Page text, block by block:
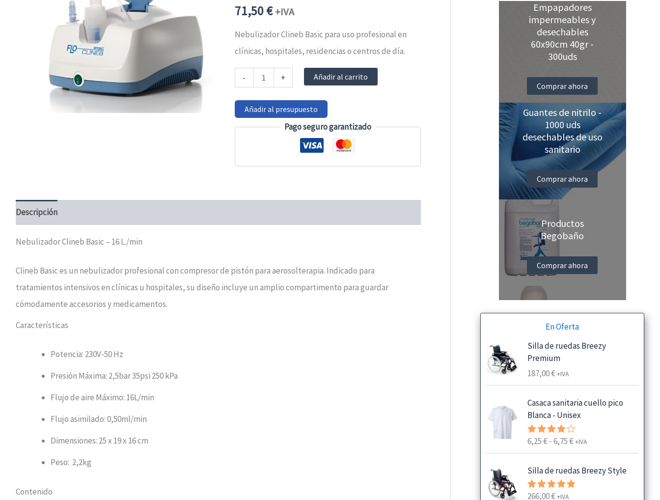
71,50€ +IVA
Nebulizador Clineb Basic para uso profesional en
clínicas, hospitales, residencias o centros de día.
-
Clineb
-
cantidad
+ Añadir al carrito
Añadir al presupuesto
Pago seguro garantizado
Descripción
Nebulizador Clineb Basic – 16 L./min
Clineb Basic es un nebulizador profesional con compresor de pistón para aerosolterapia. Indicado para
tratamientos intensivos en clínicas u hospitales, su diseño incluye un amplio compartimento para guardar
cómodamente accesorios y medicamentos.
Características
Potencia: 230V-50 Hz
Presión Máxima: 2,5bar 35psi 250 kPa
Flujo de aire Máximo: 16L/min
Flujo asimilado: 0,50ml/min
Dimensiones: 25 x 19 x 16 cm
Peso: 2,2kg
Contenido
Empapadores
impermeables y
desechables
60x90cm 40gr -
300uds
Comprar ahora
Guantes de nitrilo -
1000 uds
desechables de uso
sanitario
Comprar ahora
Productos
Begobaño
Comprar ahora
En Oferta
Silla de ruedas Breezy
Premium
187,00€+IVA
Casaca sanitaria cuello pico
Blanca - Unisex
Valorado
6,25€-6,75€R
a
g
o
+IVA
Silla de ruedas Breezy Style
Valorado
266,00€+IVA